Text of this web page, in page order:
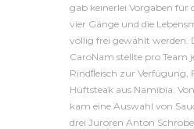
gab keinerlei Vorgaben für
vier Gänge und die
völlig frei gewählt werden.
CaroNam stellte pro Team
Rindﬂeisch zur Verfügung,
Hüftsteak aus Namibia.
kam eine Auswahl von
drei Juroren Anton